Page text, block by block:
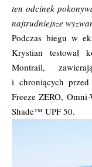
ten odcinek
najtrudniejsze
Podczas biegu w
Krystian testował
Montrail,
i chroniących przed
Freeze ZERO,
Shade™ UPF 50.